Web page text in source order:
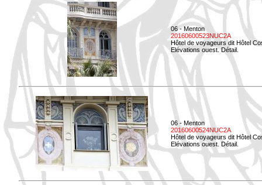
06 - Menton
20160600523NUC2A
Hôtel de voyageurs dit Hôtel
Elévations ouest. Détail.
06 - Menton
20160600524NUC2A
Hôtel de voyageurs dit Hôtel
Elévations ouest. Détail.